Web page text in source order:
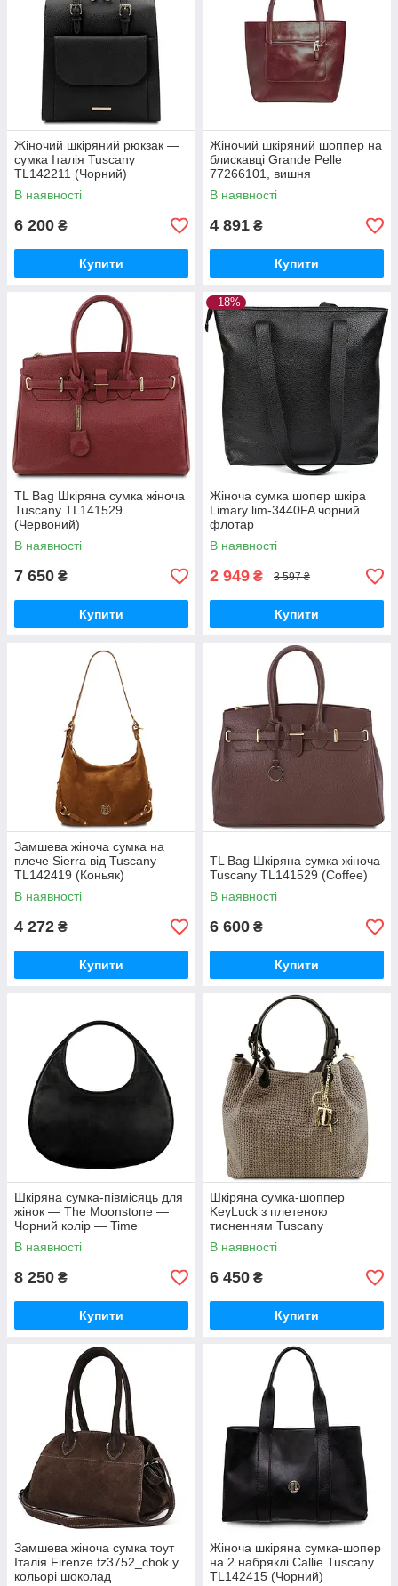
Жіночий шкіряний рюкзак —
сумка Італія Tuscany
TL142211 (Чорний)
В наявності
6 200 ₴
Купити
Жіночий шкіряний шоппер на
блискавці Grande Pelle
77266101, вишня
В наявності
4 891 ₴
Купити
TL Bag Шкіряна сумка жіноча
Tuscany TL141529
(Червоний)
В наявності
7 650 ₴
Купити
–18%
Жіноча сумка шопер шкіра
Limary lim-3440FA чорний
флотар
В наявності
2 949 ₴ 3 597 ₴
Купити
Замшева жіноча сумка на
плече Sierra від Tuscany
TL142419 (Коньяк)
В наявності
4 272 ₴
Купити
TL Bag Шкіряна сумка жіноча
Tuscany TL141529 (Coffee)
В наявності
6 600 ₴
Купити
Шкіряна сумка-півмісяць для
жінок — The Moonstone —
Чорний колір — Time
Resistance 5247701
В наявності
8 250 ₴
Купити
Шкіряна сумка-шоппер
KeyLuck з плетеною
тисненням Tuscany
TL141573
В наявності
6 450 ₴
Купити
Замшева жіноча сумка тоут
Італія Firenze fz3752_chok у
кольорі шоколад
Жіноча шкіряна сумка-шопер
на 2 набряклі Callie Tuscany
TL142415 (Чорний)